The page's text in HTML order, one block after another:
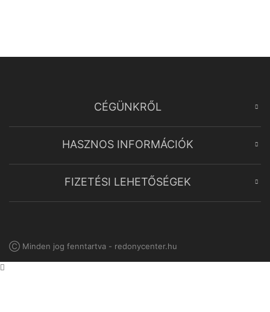
CÉGÜNKRŐL
HASZNOS INFORMÁCIÓK
FIZETÉSI LEHETŐSÉGEK
Ⓒ Minden jog fenntartva - redonycenter.hu